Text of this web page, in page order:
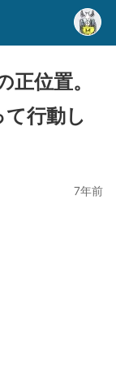
位置。
行動し
7年前